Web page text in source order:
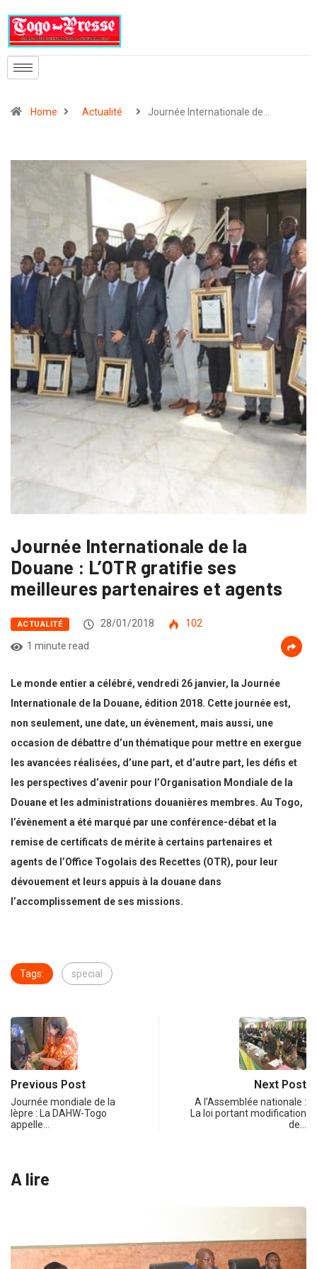
Home Actualité Journée Internationale de…
Journée Internationale de la
Douane : L’OTR gratifie ses
meilleures partenaires et agents
ACTUALITÉ 28/01/2018
102
1 minute read
Le monde entier a célébré, vendredi 26 janvier, la Journée
Internationale de la Douane, édition 2018. Cette journée est,
non seulement, une date, un évènement, mais aussi, une
occasion de débattre d’un thématique pour mettre en exergue
les avancées réalisées, d’une part, et d’autre part, les défis et
les perspectives d’avenir pour l’Organisation Mondiale de la
Douane et les administrations douanières membres. Au Togo,
l’évènement a été marqué par une conférence-débat et la
remise de certificats de mérite à certains partenaires et
agents de l’Office Togolais des Recettes (OTR), pour leur
dévouement et leurs appuis à la douane dans
l’accomplissement de ses missions.
Tags: special
Previous Post
Journée mondiale de la
lèpre : La DAHW-Togo
appelle…
Next Post
A l’Assemblée nationale :
La loi portant modification
de…
A lire